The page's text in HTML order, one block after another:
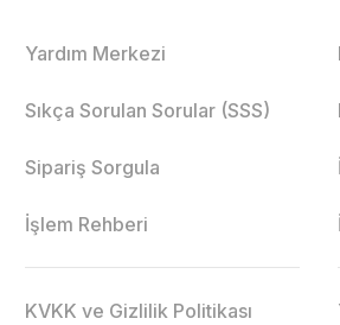
Yardım Merkezi
Sıkça Sorulan Sorular (SSS)
Sipariş Sorgula
İşlem Rehberi
KVKK ve Gizlilik Politikası